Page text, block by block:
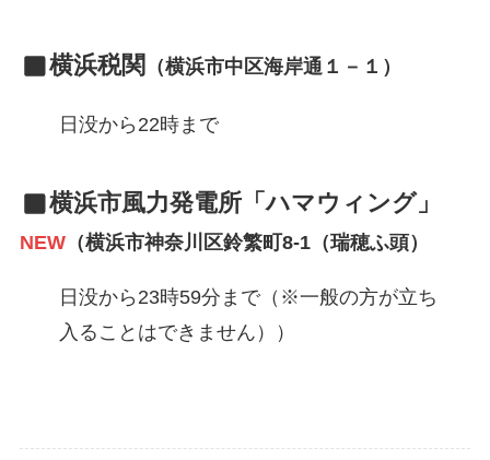
横浜税関 （横浜市中区海岸通１－１）
日没から22時まで
横浜市風力発電所「ハマウィング」
NEW（横浜市神奈川区鈴繁町8-1（瑞穂ふ頭）
日没から23時59分まで（※一般の方が立ち
入ることはできません））